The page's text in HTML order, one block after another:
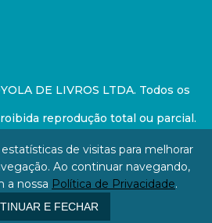
DE LIVROS LTDA. Todos os
reprodução total ou parcial.
a alterações sem aviso prévio.
LOJA - Rua Senador Feijó - São
- CEP: 01006-000
de visitas para melhorar
Ao continuar navegando,
a nossa Política de Privacidade.
E FECHAR